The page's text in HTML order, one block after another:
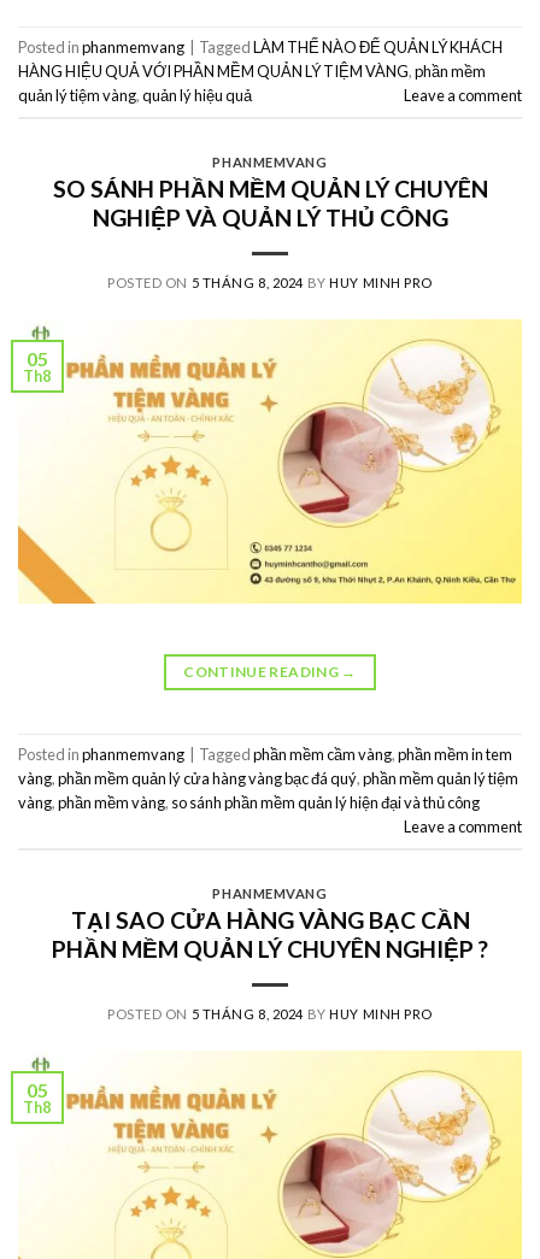
Posted inphanmemvang TaggedLÀM THẾ NÀO ĐỂ QUẢN LÝ KHÁCH
HÀNG HIỆU QUẢ VỚI PHẦN MỀM QUẢN LÝ TIỆM VÀNG,phần mềm
quản lý tiệm vàng,quản lý hiệu quả Leave a comment
PHANMEMVANG
SO SÁNH PHẦN MỀM QUẢN LÝ CHUYÊN
NGHIỆP VÀ QUẢN LÝ THỦ CÔNG
POSTED ON 5 THÁNG 8, 2024 BYHUY MINH PRO
05
Th8
CONTINUE READING →
Posted inphanmemvang Taggedphần mềm cầm vàng,phần mềm in tem
vàng,phần mềm quản lý cửa hàng vàng bạc đá quý,phần mềm quản lý tiệm
vàng,phần mềm vàng, so sánh phần mềm quản lý hiện đại và thủ công
Leave a comment
PHANMEMVANG
TẠI SAO CỬA HÀNG VÀNG BẠC CẦN
PHẦN MỀM QUẢN LÝ CHUYÊN NGHIỆP ?
POSTED ON 5 THÁNG 8, 2024 BYHUY MINH PRO
05
Th8